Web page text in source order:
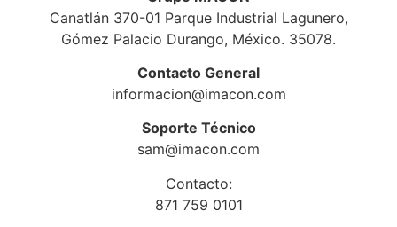
Canatlán 370-01 Parque Industrial Lagunero,
Gómez Palacio Durango, México. 35078.
Contacto General
informacion@imacon.com
Soporte Técnico
sam@imacon.com
Contacto:
871 759 0101